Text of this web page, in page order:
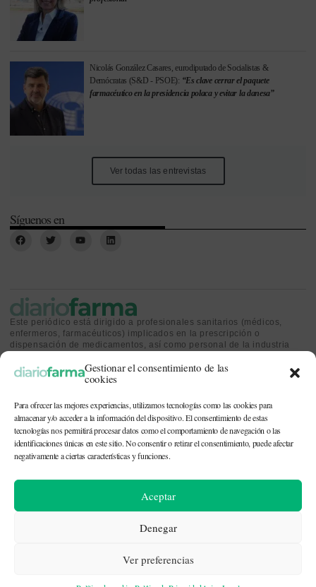
Gestionar el consentimiento de las
cookies
Para ofrecer las mejores experiencias, utilizamos tecnologías como las cookies para
almacenar y/o acceder a la información del dispositivo. El consentimiento de estas
tecnologías nos permitirá procesar datos como el comportamiento de navegación o las
identificaciones únicas en este sitio. No consentir o retirar el consentimiento, puede afectar
negativamente a ciertas características y funciones.
Aceptar
Denegar
Ver preferencias
Nicolás González Casares, eurodiputado de Socialistas &
Demócratas (S&D - PSOE): “Es clave cerrar el paquete
farmacéutico en la presidencia polaca y evitar la danesa”
Ver todas las entrevistas
Síguenos en
Este periódico está dirigido a profesionales sanitarios (médicos,
enfermeros, farmacéuticos) implicados en la prescripción o
dispensación de medicamentos, así como personal de la industria
sanitaria.
CONTACTO Y QUIÉNES SOMOS|POLÍTICA DE COOKIES|POLÍTICA DE
© 2026. Todos los derechos reservados. |
| Recursos
fotográficos: depositphotos